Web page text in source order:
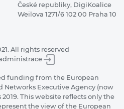
České republiky, DigiKoalice
Weilova 1271/6 102 00 Praha 10
All rights reserved
funding from the European
Networks Executive Agency (now
2019. This website reflects only the
the view of the European